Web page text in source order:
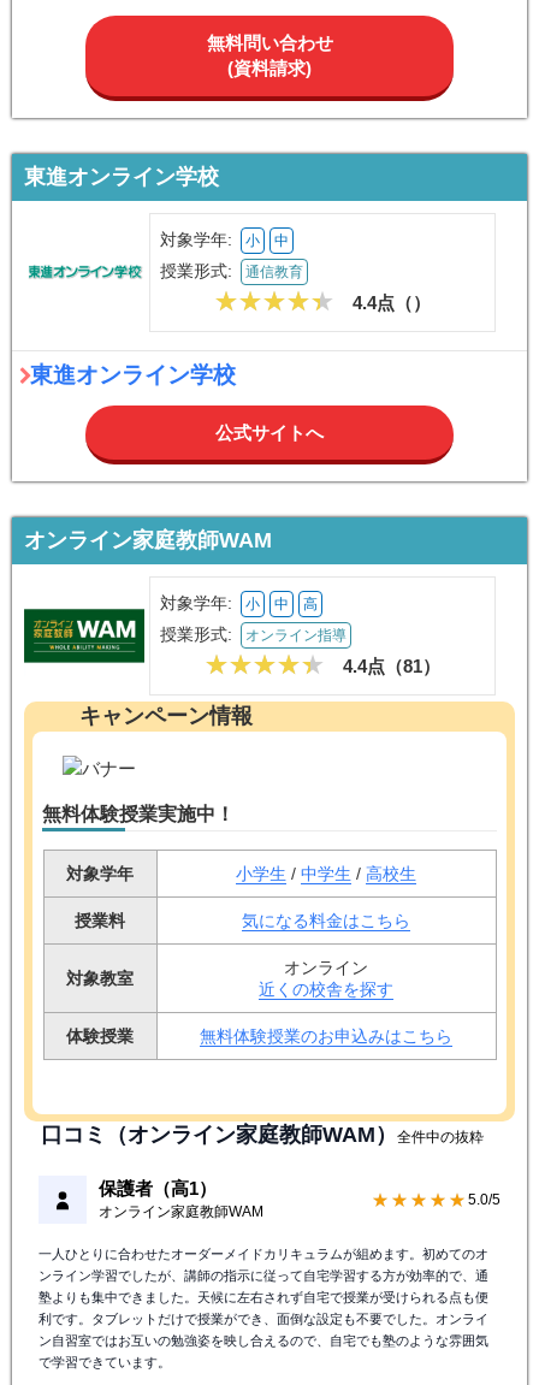
無料問い合わせ
(資料請求)
東進オンライン学校
対象学年: 小 中
授業形式: 通信教育
4.4点（）
東進オンライン学校
公式サイトへ
オンライン家庭教師WAM
対象学年: 小 中 高
授業形式: オンライン指導
4.4点（81）
キャンペーン情報
無料体験授業実施中！
対象学年 小学生 / 中学生 / 高校生
授業料 気になる料金はこちら
対象教室
オンライン
近くの校舎を探す
体験授業 無料体験授業のお申込みはこちら
口コミ（オンライン家庭教師WAM） 全件中の抜粋
保護者（高1）
オンライン家庭教師WAM
★★★★★ 5.0/5
一人ひとりに合わせたオーダーメイドカリキュラムが組めます。初めてのオ
ンライン学習でしたが、講師の指示に従って自宅学習する方が効率的で、通
塾よりも集中できました。天候に左右されず自宅で授業が受けられる点も便
利です。タブレットだけで授業ができ、面倒な設定も不要でした。オンライ
ン自習室ではお互いの勉強姿を映し合えるので、自宅でも塾のような雰囲気
で学習できています。